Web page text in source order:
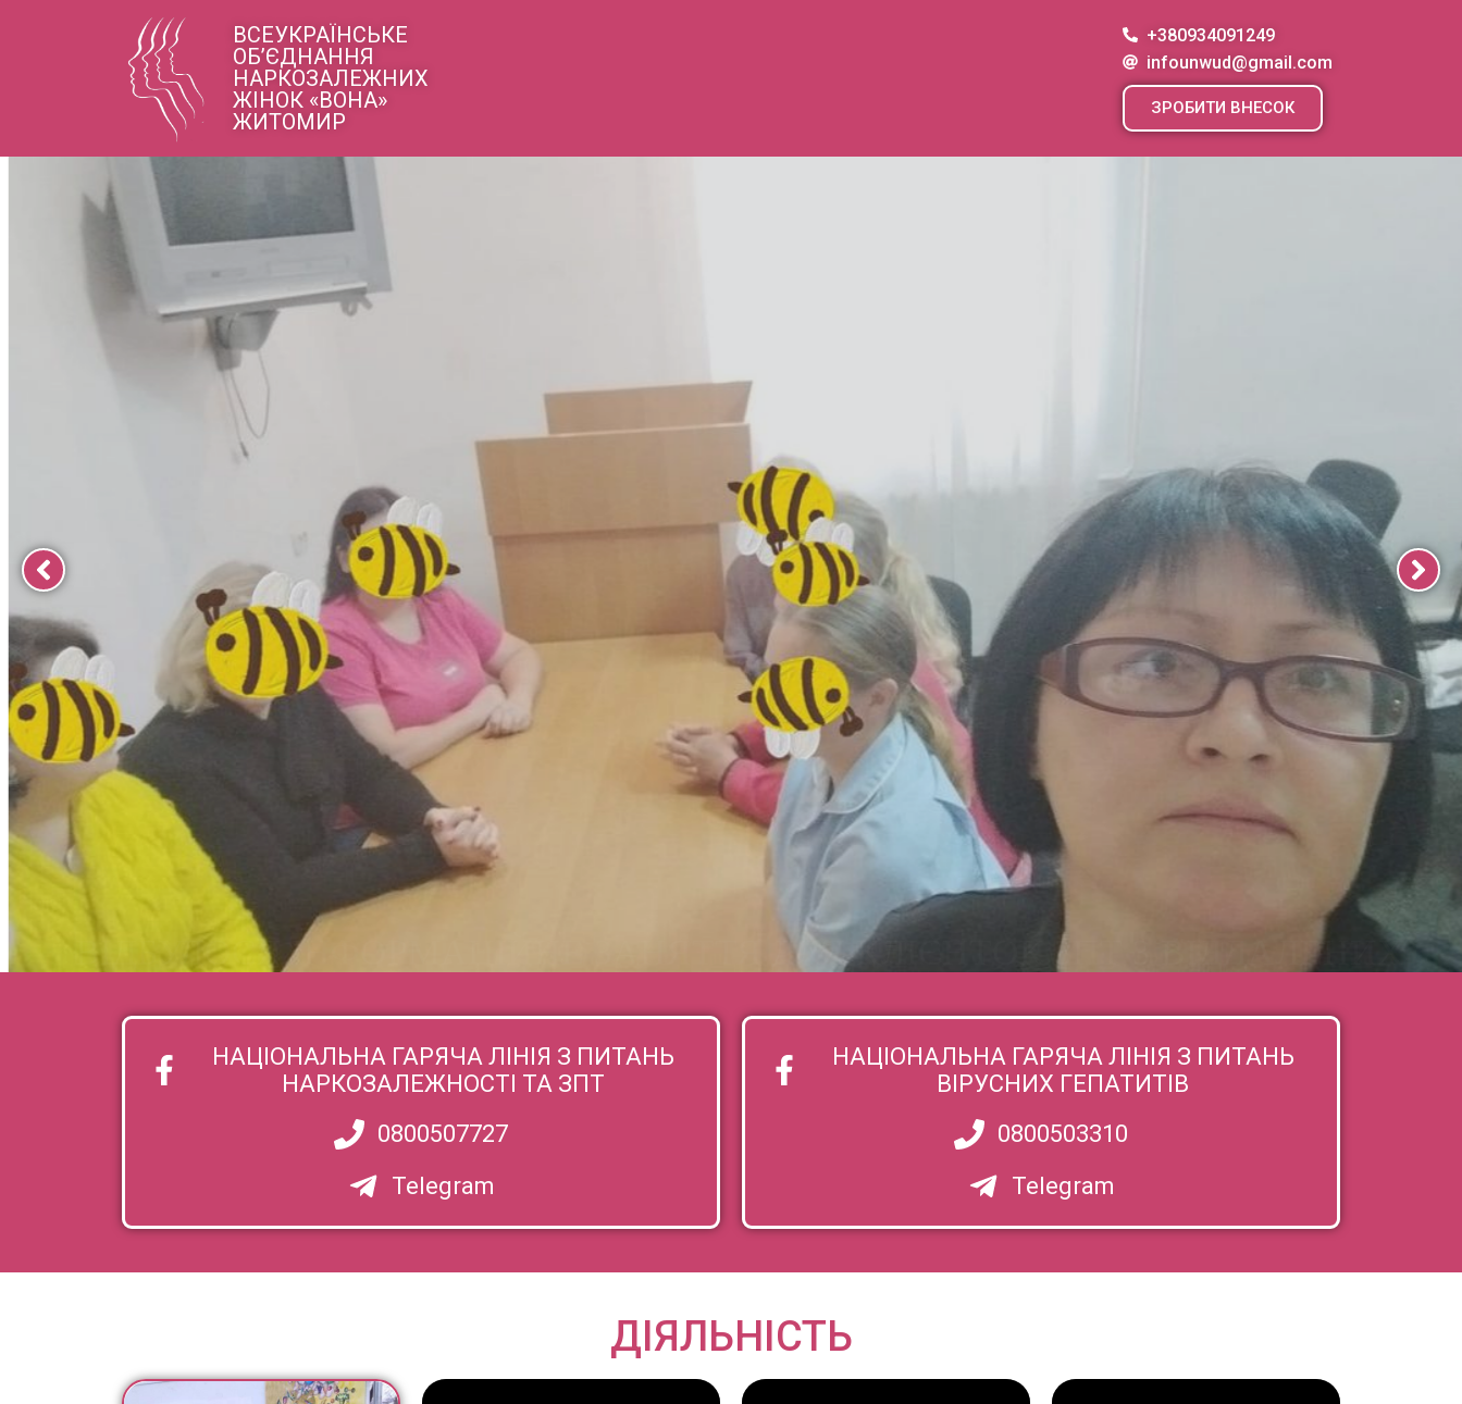
ВСЕУКРАЇНСЬКЕ
ОБ’ЄДНАННЯ
НАРКОЗАЛЕЖНИХ
ЖІНОК «ВОНА»
ЖИТОМИР
+380934091249
infounwud@gmail.com
ЗРОБИТИ ВНЕСОК
ВІДБУЛОСЯ ІНФОРМАЦІЙНЕ ЗАНЯТТЯ ДЛЯ КЛІЄНТОК ЗПТ З ВІДДАЛЕНИХ
РАЙОНІВ ОБЛАСТІ ТА М. ЖИТОМИРА
НАЦІОНАЛЬНА ГАРЯЧА ЛІНІЯ З ПИТАНЬ
НАРКОЗАЛЕЖНОСТІ ТА ЗПТ
0800507727
Telegram
НАЦІОНАЛЬНА ГАРЯЧА ЛІНІЯ З ПИТАНЬ
ВІРУСНИХ ГЕПАТИТІВ
0800503310
Telegram
ДІЯЛЬНІСТЬ